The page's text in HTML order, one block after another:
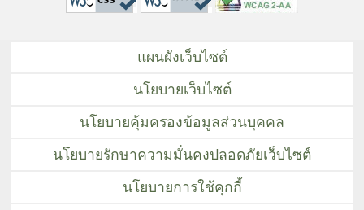
แผนผังเว็บไซต์
นโยบายเว็บไซต์
นโยบายคุ้มครองข้อมูลส่วนบุคคล
นโยบายรักษาความมั่นคงปลอดภัยเว็บไซต์
นโยบายการใช้คุกกี้